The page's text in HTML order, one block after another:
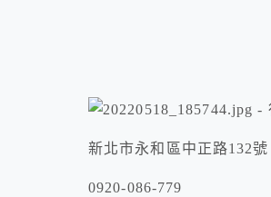
新北市永和區中正路132號
0920-086-779